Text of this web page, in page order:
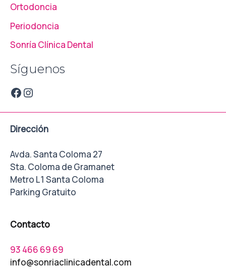
Ortodoncia
Periodoncia
Sonría Clínica Dental
Síguenos
Dirección
Avda. Santa Coloma 27
Sta. Coloma de Gramanet
Metro L1 Santa Coloma
Parking Gratuito
Contacto
93 466 69 69
info@sonriaclinicadental.com